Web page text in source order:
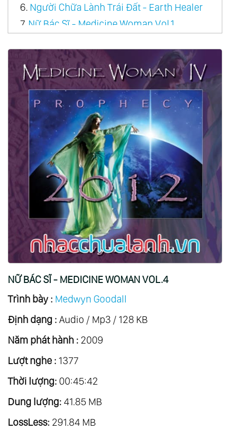
6. Người Chữa Lành Trái Đất - Earth Healer
7. Nữ Bác Sĩ - Medicine Woman Vol.1
9.Đại Thần - Great Spirit
10.Vương Quốc Của Thần Mặt Trời - Kingdom
Of The Sun God
11.Nữ Thần Từ Biển - Goddess From The Sea
12.Nazca, Vùng Đất Của Người Inca - Nazca,
Land Of The Incas
13.Đại Bàng Thần - Eagle Spirit
Giấc Mộng Vàng Mãi Mãi - Golden Dreams
Forever
15.Tintagel, Lâu Đài Của Arthur - Tintagel,
Castle Of Arthur
16.Alcazar, Ngọn Lửa Đam Mê - Alcazar,
17. Tinh Thần Người Giám Hộ - Guardian Spirit
18.Vua Pháp Sư - King Shaman
19.Nữ Thần Mặt Trăng - Moon Goddess Vol.1
20.Nữ Hoàng Của Công Bình Guinevere - The
21.
Món Quà Của Excalibur - The Gift Of
Excalibur
22.Nhiệm Vụ Chén Thánh - The Grail Quest
23.Nơi Thiên Thần Bước Đi - Where Angels
NỮ BÁC SĨ - MEDICINE WOMAN VOL.4
Trình bày : Medwyn Goodall
Định dạng : Audio / Mp3 / 128 KB
Năm phát hành : 2009
Lượt nghe : 1377
Thời lượng: 00:45:42
Dung lượng: 41.85 MB
LossLess: 291.84 MB